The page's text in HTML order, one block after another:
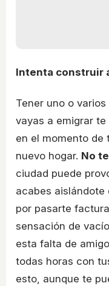
Intenta construir
Tener uno o
vayas a emigrar
en el momento de
nuevo hogar. No
ciudad puede
acabes aislándote
por pasarte
sensación de
esta falta de
todas horas con
esto, aunque te